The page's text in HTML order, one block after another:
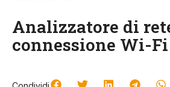
Analizzatore di
connessione Wi-Fi